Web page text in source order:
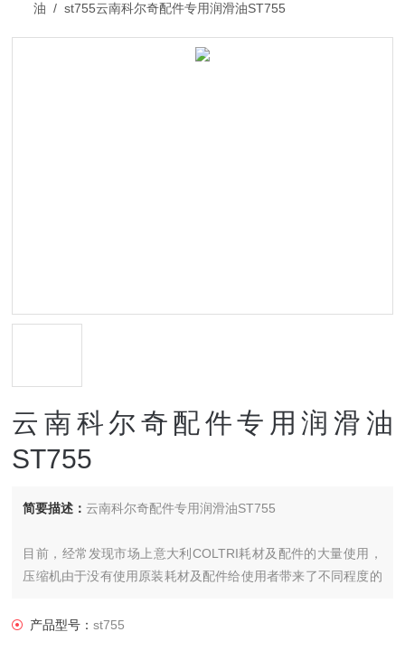
油 / st755云南科尔奇配件专用润滑油ST755
云南科尔奇配件专用润滑油
ST755
简要描述：云南科尔奇配件专用润滑油ST755
目前，经常发现市场上意大利COLTRI耗材及配件的大量使用，
压缩机由于没有使用原装耗材及配件给使用者带来了不同程度的
耗材及配件的重要性，也申明如未使用原装耗材及配件的压缩机
产品型号：st755